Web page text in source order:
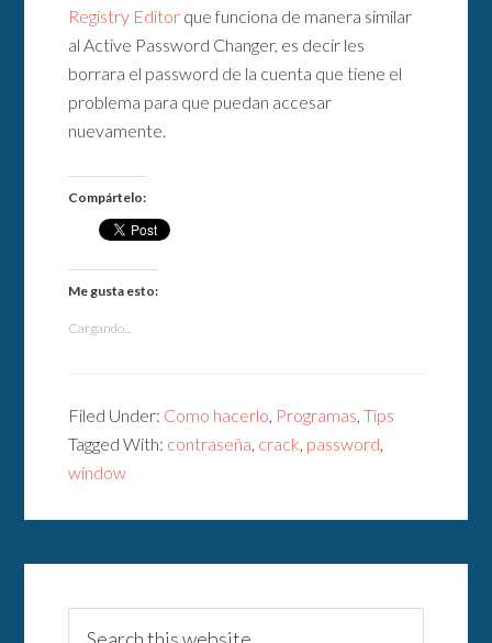
Registry Editor que funciona de manera similar
al Active Password Changer, es decir les
borrara el password de la cuenta que tiene el
problema para que puedan accesar
nuevamente.
Compártelo:
Me gusta esto:
Cargando...
Filed Under: Como hacerlo, Programas,Tips
Tagged With: contraseña, crack, password,
window